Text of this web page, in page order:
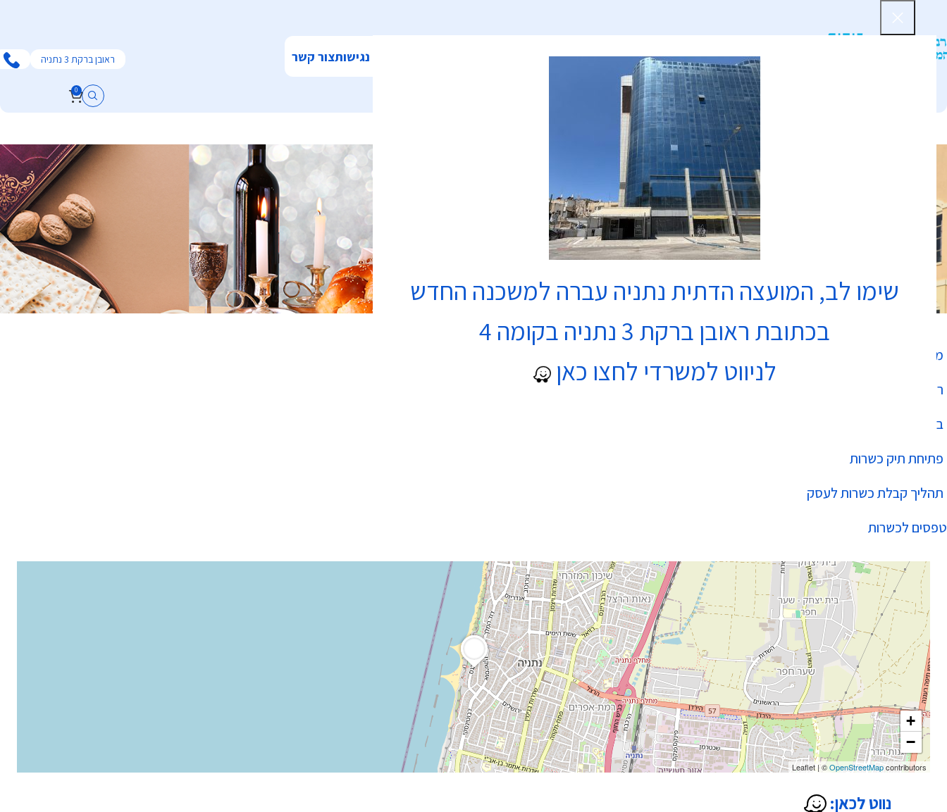
שימו לב, המועצה הדתית נתניה עברה למשכנה החדש
בכתובת ראובן ברקת 3 נתניה בקומה 4
לניווט למשרדי לחצו כאן
דף הביתאודות המועצה הצהרת נגישותצור קשר ראובן ברקת 3 נתניה
0
כשרות
מחלקת כשרות
רשימת עסקים כשרים
בהידור הכשרות
פתיחת תיק כשרות
תהליך קבלת כשרות לעסק
טפסים לכשרות
+
−
Leaflet | ©OpenStreetMapcontributors
נווט לכאן: